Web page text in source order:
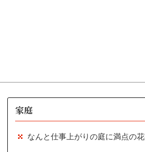
家庭
なんと仕事上がりの庭に満点の